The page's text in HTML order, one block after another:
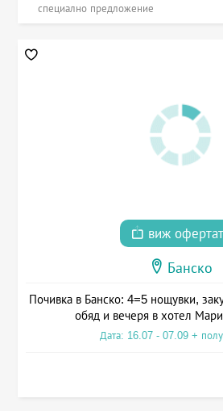
специално предложение
виж
Банско
Почивка в Банско: 4=5 нощувки,
обяд и вечеря в хотел
Дата: 16.07 - 07.09 +